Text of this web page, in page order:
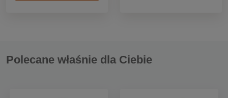
Polecane właśnie dla Ciebie